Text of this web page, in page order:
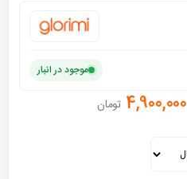
موجود در انبار
4,900,000 تومان